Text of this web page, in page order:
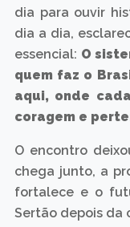
dia para ouvir
dia a dia,
essencial: O
quem faz o
aqui, onde
coragem e
O encontro
chega junto, a
fortalece e o
Sertão depois da